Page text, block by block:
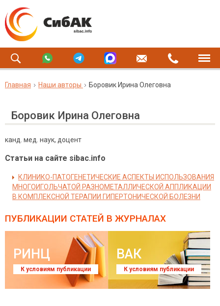
Главная Наши авторы Боровик Ирина Олеговна
Боровик Ирина Олеговна
канд. мед. наук, доцент
Статьи на сайте sibac.info
КЛИНИКО-ПАТОГЕНЕТИЧЕСКИЕ АСПЕКТЫ ИСПОЛЬЗОВАНИЯ
МНОГОИГОЛЬЧАТОЙ РАЗНОМЕТАЛЛИЧЕСКОЙ АППЛИКАЦИИ
В КОМПЛЕКСНОЙ ТЕРАПИИ ГИПЕРТОНИЧЕСКОЙ БОЛЕЗНИ
ПУБЛИКАЦИИ СТАТЕЙ В ЖУРНАЛАХ
РИНЦ
К условиям публикации
ВАК
К условиям публикации